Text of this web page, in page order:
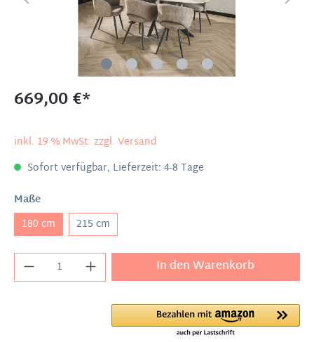
669,00 €*
inkl. 19 % MwSt. zzgl. Versand
Sofort verfügbar, Lieferzeit: 4-8 Tage
Maße
180 cm
215 cm
In den Warenkorb